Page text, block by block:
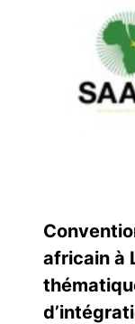
africain à